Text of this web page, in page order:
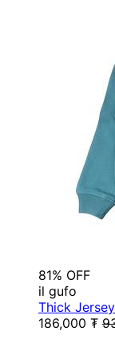
81% OFF
il gufo
Thick
186,000 ₮